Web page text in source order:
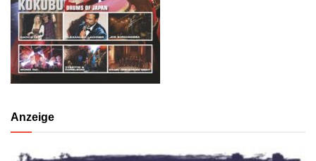
Anzeige